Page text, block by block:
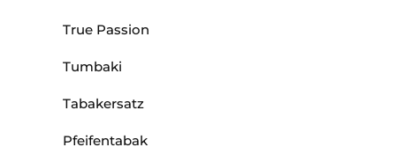
True Passion
Tumbaki
Tabakersatz
Pfeifentabak